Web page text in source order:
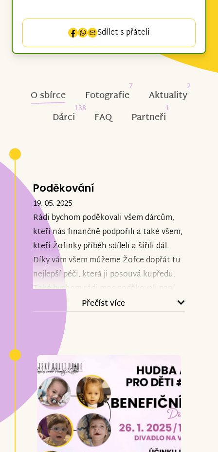
Sdílet s přáteli
O sbírce Fotografie
7
Aktuality
2
Dárci
138
FAQ Partneři
1
Poděkování
19. 05. 2025
Rádi bychom poděkovali všem dárcům,
kteří nás finančně podpořili a také všem,
kteří Žofinky příběh sdíleli a šířili dál.
Díky vám všem můžeme Žofce dopřát tu
nejlepší péči, která ji posouvá kupředu.
Také bychom rádi moc poděkovali paní
Simoně Patelisové do Znesnáze, paní
Veronice Zídkové z Dětského baletu
Praha a dalším, že pro nás a dalších 8
dětiček uspořádali něco neuvěřitelného.
Díky nim jsme dokonce přesáhli hranici
100%. Neskutečně moc si vážíme každé
minuty, kterou jste nám věnovali. A
určitě bychom chtěli poděkovat Vám
paní Burešová za Vaši ochotu, vstřícnost
a velkou pomoc při organizaci sbírky.
Děkujeme za Vaši podporu.
Přečíst více